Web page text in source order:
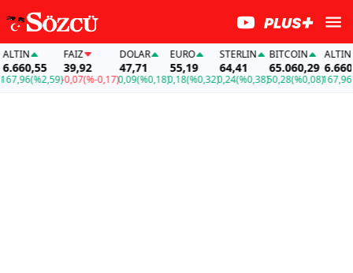
(%2,59)
FAİZ
39,92
-0,07(%-0,17)
DOLAR
47,71
0,09(%0,18)
EURO
55,19
0,18(%0,32)
STERLIN
64,41
0,24(%0,38)
BITCOIN
65.060,29
50,28(%0,08)
ALTIN
167,96